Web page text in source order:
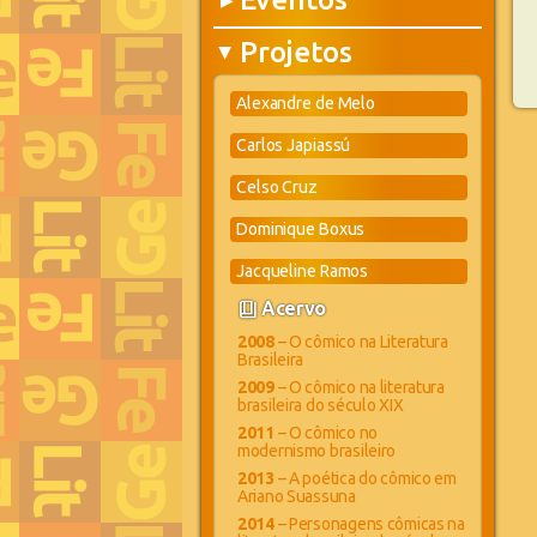
▶ Projetos
Alexandre de Melo
Carlos Japiassú
Celso Cruz
Dominique Boxus
Jacqueline Ramos
book_4Acervo
2008– O cômico na Literatura
Brasileira
2009– O cômico na literatura
brasileira do século XIX
2011 – O cômico no
modernismo brasileiro
2013 – A poética do cômico em
Ariano Suassuna
2014– Personagens cômicas na